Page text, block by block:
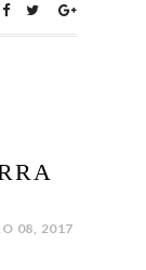
08, 2017